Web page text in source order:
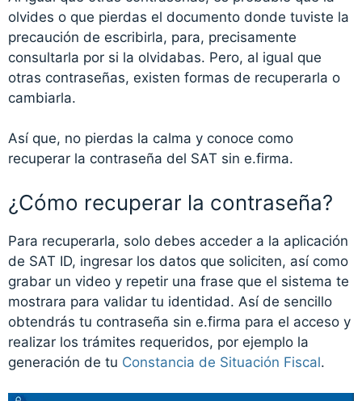
olvides o que pierdas el documento donde tuviste la
precaución de escribirla, para, precisamente
consultarla por si la olvidabas. Pero, al igual que
otras contraseñas, existen formas de recuperarla o
cambiarla.
Así que, no pierdas la calma y conoce como
recuperar la contraseña del SAT sin e.firma.
¿Cómo recuperar la contraseña?
Para recuperarla, solo debes acceder a la aplicación
de SAT ID, ingresar los datos que soliciten, así como
grabar un video y repetir una frase que el sistema te
mostrara para validar tu identidad. Así de sencillo
obtendrás tu contraseña sin e.firma para el acceso y
realizar los trámites requeridos, por ejemplo la
generación de tu Constancia de Situación Fiscal.